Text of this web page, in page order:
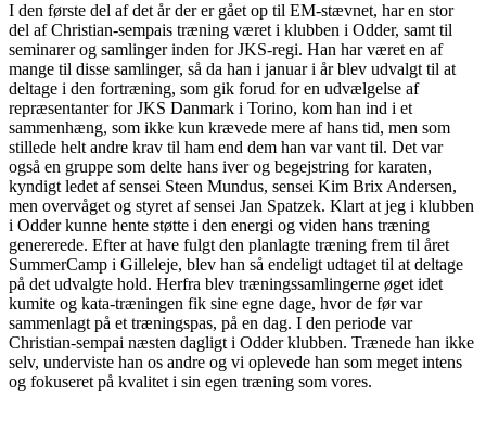
I den første del af det år der er gået op til EM-stævnet, har en stor
del af Christian-sempais træning været i klubben i Odder, samt til
seminarer og samlinger inden for JKS-regi. Han har været en af
mange til disse samlinger, så da han i januar i år blev udvalgt til at
deltage i den fortræning, som gik forud for en udvælgelse af
repræsentanter for JKS Danmark i Torino, kom han ind i et
sammenhæng, som ikke kun krævede mere af hans tid, men som
stillede helt andre krav til ham end dem han var vant til. Det var
også en gruppe som delte hans iver og begejstring for karaten,
kyndigt ledet af sensei Steen Mundus, sensei Kim Brix Andersen,
men overvåget og styret af sensei Jan Spatzek. Klart at jeg i klubben
i Odder kunne hente støtte i den energi og viden hans træning
genererede. Efter at have fulgt den planlagte træning frem til året
SummerCamp i Gilleleje, blev han så endeligt udtaget til at deltage
på det udvalgte hold. Herfra blev træningssamlingerne øget idet
kumite og kata-træningen fik sine egne dage, hvor de før var
sammenlagt på et træningspas, på en dag. I den periode var
Christian-sempai næsten dagligt i Odder klubben. Trænede han ikke
selv, underviste han os andre og vi oplevede han som meget intens
og fokuseret på kvalitet i sin egen træning som vores.